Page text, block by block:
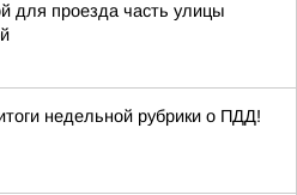
для проезда часть улицы
недельной рубрики о ПДД!